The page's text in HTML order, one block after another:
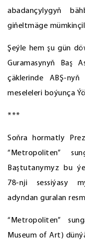
abadançylygyň
giňeltmäge
Şeýle hem şu gün
Guramasynyň Baş
çäklerinde ABŞ-
meseleleri boýunça
***
Soňra hormatly
“Metropoliten”
Baştutanymyz bu
78-nji sessiýasy
adyndan guralan
“Metropoliten”
Museum of Art)